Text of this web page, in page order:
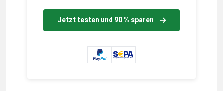
Jetzt testen und 90 % sparen